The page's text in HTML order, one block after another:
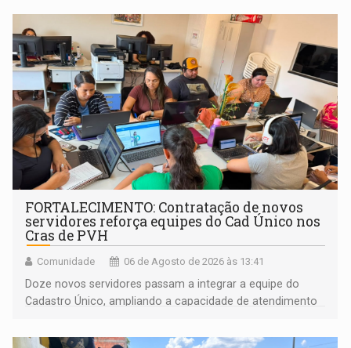
FORTALECIMENTO: Contratação de novos
servidores reforça equipes do Cad Único nos
Cras de PVH
Comunidade 06 de Agosto de 2026 às 13:41
Doze novos servidores passam a integrar a equipe do
Cadastro Único, ampliando a capacidade de atendimento